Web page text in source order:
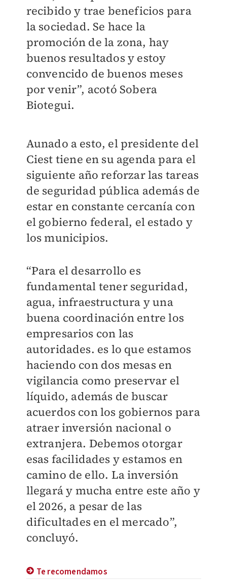
recibido y trae beneficios para
la sociedad. Se hace la
promoción de la zona, hay
buenos resultados y estoy
convencido de buenos meses
por venir”, acotó Sobera
Biotegui.
Aunado a esto, el presidente del
Ciest tiene en su agenda para el
siguiente año reforzar las tareas
de seguridad pública además de
estar en constante cercanía con
el gobierno federal, el estado y
los municipios.
“Para el desarrollo es
fundamental tener seguridad,
agua, infraestructura y una
buena coordinación entre los
empresarios con las
autoridades. es lo que estamos
haciendo con dos mesas en
vigilancia como preservar el
líquido, además de buscar
acuerdos con los gobiernos para
atraer inversión nacional o
extranjera. Debemos otorgar
esas facilidades y estamos en
camino de ello. La inversión
llegará y mucha entre este año y
el 2026, a pesar de las
dificultades en el mercado”,
concluyó.
Te recomendamos